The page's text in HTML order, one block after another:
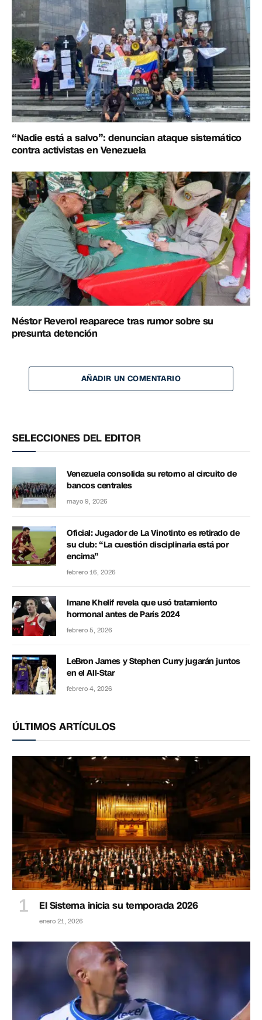
“Nadie está a salvo”: denuncian ataque sistemático
contra activistas en Venezuela
Néstor Reverol reaparece tras rumor sobre su
presunta detención
AÑADIR UN COMENTARIO
SELECCIONES DEL EDITOR
Venezuela consolida su retorno al circuito de
bancos centrales
mayo 9, 2026
Oficial: Jugador de La Vinotinto es retirado de
su club: “La cuestión disciplinaria está por
encima”
febrero 16, 2026
Imane Khelif revela que usó tratamiento
hormonal antes de París 2024
febrero 5, 2026
LeBron James y Stephen Curry jugarán juntos
en el All-Star
febrero 4, 2026
ÚLTIMOS ARTÍCULOS
El Sistema inicia su temporada 2026
enero 21, 2026